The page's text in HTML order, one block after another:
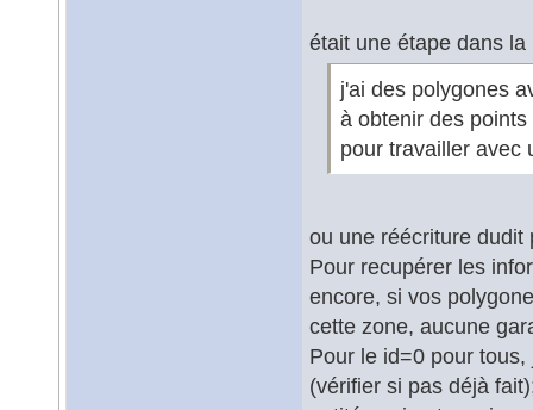
était une étape dans la
j'ai des polygones
à obtenir des
pour travailler avec
ou une réécriture dudit
Pour recupérer les
encore, si vos
cette zone, aucune
Pour le id=0 pour
(vérifier si pas déjà